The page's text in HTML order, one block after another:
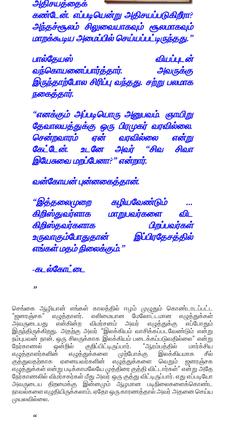
அதிசயத்தைக்
கண்டேன். எப்படியென்று அதிசயப்படுகிறீரா?
அந்தச்சூலம் சிலுவையாகவும் சூலமாகவும்
மாறக்கூடிய அமைப்பில் செய்யப்பட்டிருந்தது.”
பால்தேயஸ் வியப்புடன்
வந்கொயனைப்பார்த்தார். அவருக்கு
இருந்தாற்போல சிரிப்பு வந்தது. சற்று பலமாக
நகைத்தார்.
“எனக்கும் அப்படியொரு அனுபவம். ஞாயிறு
தேவாலயத்துக்கு ஒரு பிரமுகர் வரவில்லை.
சென்றவாரம் ஏன் வரவில்லை என்று
கேட்டேன். உடனே அவர் “சிவ சிவா
இயேசுவை மறப்பேனா?” என்றார்.
வன்கோயன் புன்னகைத்தான்.
“இத்தலைமுறை கழியவேண்டும் …
கிறிஸ்துவர்ளாக மாறுபவர்களை விட
கிறிஸ்தவர்களாக பிறப்பவர்கள்
உருவாகும்போதுதான் இப்பிரதேசத்தில்
எங்கள் மதம் நிலைக்கும்.”
-கடல்கோட்டை
செங்கை ஆழியான் எங்கள் காலத்தில் ஈழம் முழுதும் கொண்டாடப்பட்ட
“ஜனரஞ்சக” எழுத்தாளர். எளிமையான மேலோட்டமான எழுத்துக்கள்
அவருடையது என்கின்ற விமர்சனம் அவர் எழுத்துக்கு எப்போதும்
இருந்திருக்கிறது. அதற்கு அவர் “இலக்கியம் வாசிக்கப்படவேண்டும் என்று
நம்புபவன் நான். ஒரு சிலருக்காக இலக்கியம் படைக்கப்படுவதில்லை” என்று
நேர்காணல் ஒன்றில் குறிப்பிட்டிருப்பார். “ஆரம்பத்தில் மார்க்சிய
எழுத்தாளர்களின் எழுத்துக்களை முற்போக்கு இலக்கியமாக சீல்
குத்துவதற்காக ஏனையவர்களின் எழுத்துக்களை வெறும் ஜனரஞ்சக
எழுத்துக்கள் என்று படிக்காமலேயே முத்திரை குத்தி விட்டார்கள்” என்று அதே
நேர்காணலில் விமர்சகர்கள் மீது அவர் ஒரு குத்து விட்டிருப்பார். எது எப்படியோ
அவருடைய திறமைக்கு இன்னமும் ஆழமான படிநிலைகளைக்கொண்ட
நாவல்களை எழுதியிருக்கலாம். ஏதோ ஒரு காரணத்தால் அவர் அதனை செய்ய
முயலவில்லை.